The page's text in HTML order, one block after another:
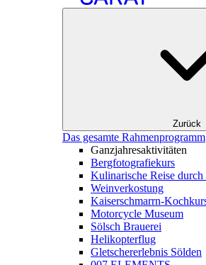
Zurück
Das gesamte Rahmenprogramm
Ganzjahresaktivitäten
Bergfotografiekurs
Kulinarische Reise
Weinverkostung
Kaiserschmarrn-
Motorcycle Museum
Sölsch Brauerei
Helikopterflug
Gletschererlebnis Sölden